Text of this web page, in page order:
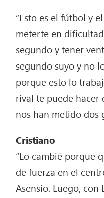
“Esto es el fútbol y
meterte en
segundo y tener
segundo suyo y no
porque esto lo
rival te puede
nos han metido dos
Cristiano
“Lo cambié porque
de fuerza en el
Asensio. Luego, con